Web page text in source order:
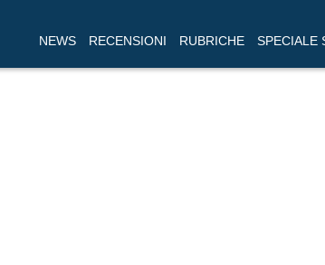
NEWS RECENSIONI RUBRICHE SPECIALE